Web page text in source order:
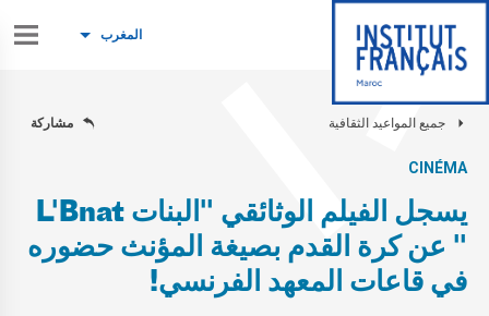
المغرب
جميع المواعيد الثقافية مشاركة
CINÉMA
يسجل الفيلم الوثائقي "البنات L'Bnat
" عن كرة القدم بصيغة المؤنث حضوره
في قاعات المعهد الفرنسي!